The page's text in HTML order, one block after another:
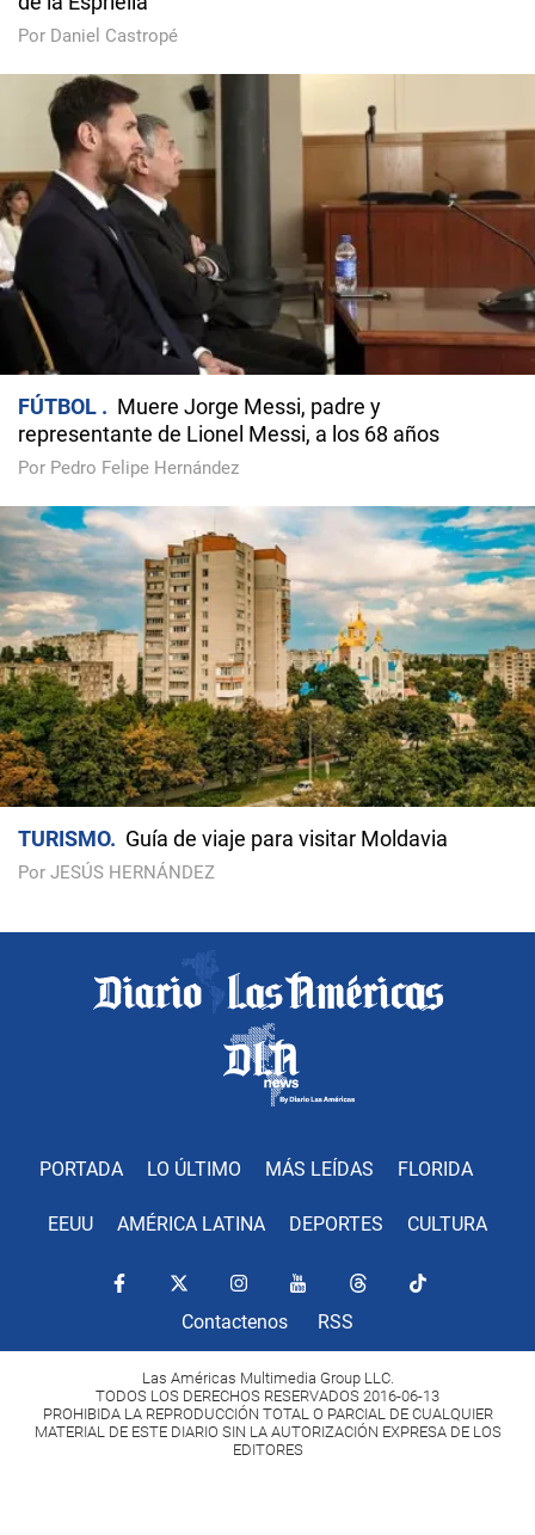
Por Daniel Castropé
FÚTBOL
Muere Jorge Messi, padre y
representante de Lionel Messi, a los 68 años
Por Pedro Felipe Hernández
TURISMO Guía de viaje para visitar Moldavia
Por JESÚS HERNÁNDEZ
PORTADA LO ÚLTIMO MÁS LEÍDAS FLORIDA
EEUU AMÉRICA LATINA DEPORTES CULTURA
Contactenos RSS
Las Américas Multimedia Group LLC.
TODOS LOS DERECHOS RESERVADOS 2016-06-13
PROHIBIDA LA REPRODUCCIÓN TOTAL O PARCIAL DE CUALQUIER
MATERIAL DE ESTE DIARIO SIN LA AUTORIZACIÓN EXPRESA DE LOS
EDITORES